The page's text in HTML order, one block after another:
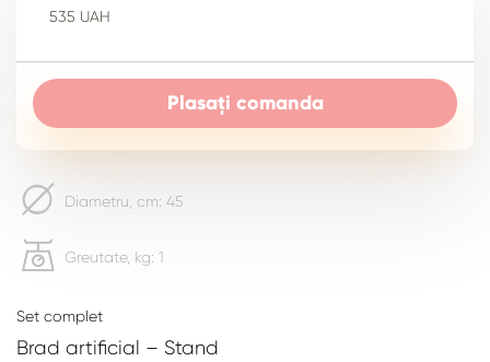
535 UAH
Plasați comanda
Diametru, cm: 45
Greutate, kg: 1
Set complet
Brad artificial – Stand